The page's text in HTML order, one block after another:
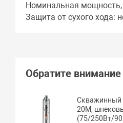
Номинальная мощность,
Защита от сухого хода:
Обратите
Скважинный
20M,
(75/250Вт/